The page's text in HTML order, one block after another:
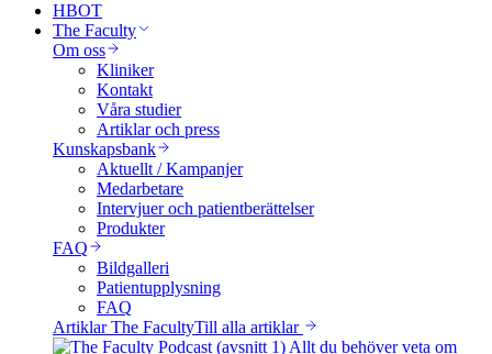
HBOT
The Faculty
Om oss
Kliniker
Kontakt
Våra studier
Artiklar och press
Kunskapsbank
Aktuellt / Kampanjer
Medarbetare
Intervjuer och patientberättelser
Produkter
FAQ
Bildgalleri
Patientupplysning
FAQ
Artiklar The FacultyTill alla artiklar